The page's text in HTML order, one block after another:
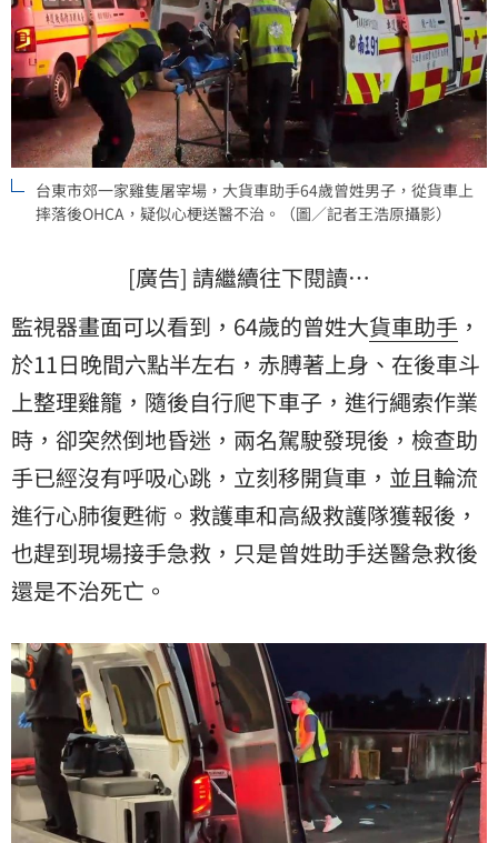
台東市郊一家雞隻屠宰場，大貨車助手64歲曾姓男子，從貨車上
摔落後OHCA，疑似心梗送醫不治。（圖／記者王浩原攝影）
[廣告] 請繼續往下閱讀…
監視器畫面可以看到，64歲的曾姓大貨車助手 ，
於11日晚間六點半左右，赤膊著上身、在後車斗
上整理雞籠，隨後自行爬下車子，進行繩索作業
時，卻突然倒地昏迷，兩名駕駛發現後，檢查助
手已經沒有呼吸心跳，立刻移開貨車，並且輪流
進行心肺復甦術。救護車和高級救護隊獲報後，
也趕到現場接手急救，只是曾姓助手送醫急救後
還是不治死亡。